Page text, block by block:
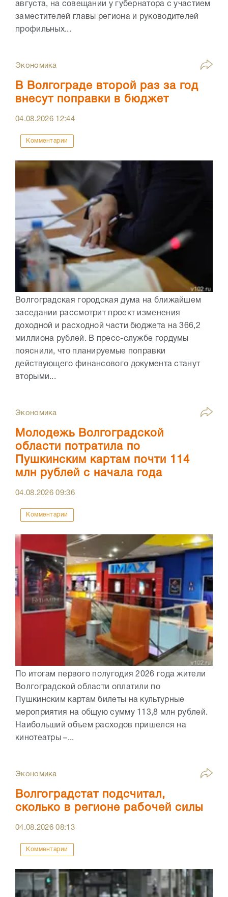
августа, на совещании у губернатора с участием
заместителей главы региона и руководителей
профильных...
Экономика
В Волгограде второй раз за год
внесут поправки в бюджет
04.08.2026 12:44
Комментарии
Волгоградская городская дума на ближайшем
заседании рассмотрит проект изменения
доходной и расходной части бюджета на 366,2
миллиона рублей. В пресс-службе гордумы
пояснили, что планируемые поправки
действующего финансового документа станут
вторыми...
Экономика
Молодежь Волгоградской
области потратила по
Пушкинским картам почти 114
млн рублей с начала года
04.08.202609:36
Комментарии
По итогам первого полугодия 2026 года жители
Волгоградской области оплатили по
Пушкинским картам билеты на культурные
мероприятия на общую сумму 113,8 млн рублей.
Наибольший объем расходов пришелся на
кинотеатры –...
Экономика
Волгоградстат подсчитал,
сколько в регионе рабочей силы
04.08.202608:13
Комментарии